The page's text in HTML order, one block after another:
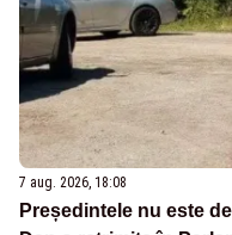
7 aug. 2026, 18:08
Președintele nu este